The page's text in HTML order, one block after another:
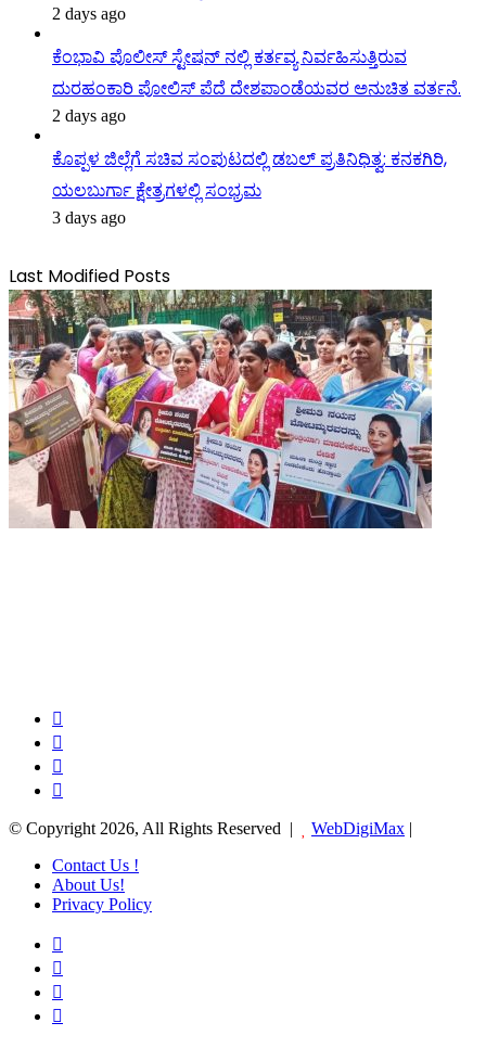
2 days ago
ಕೆಂಭಾವಿ ಪೊಲೀಸ್ ಸ್ಟೇಷನ್ ನಲ್ಲಿ ಕರ್ತವ್ಯ ನಿರ್ವಹಿಸುತ್ತಿರುವ
ದುರಹಂಕಾರಿ ಪೋಲಿಸ್ ಪೆದೆ ದೇಶಪಾಂಡೆಯವರ ಅನುಚಿತ ವರ್ತನೆ.
2 days ago
ಕೊಪ್ಪಳ ಜಿಲ್ಲೆಗೆ ಸಚಿವ ಸಂಪುಟದಲ್ಲಿ ಡಬಲ್ ಪ್ರತಿನಿಧಿತ್ವ: ಕನಕಗಿರಿ,
ಯಲಬುರ್ಗಾ ಕ್ಷೇತ್ರಗಳಲ್ಲಿ ಸಂಭ್ರಮ
3 days ago
Last Modified Posts
© Copyright 2026, All Rights Reserved | WebDigiMax |
Contact Us !
About Us!
Privacy Policy